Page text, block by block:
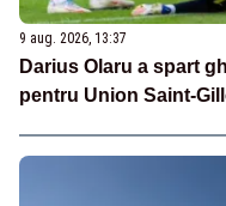
9 aug. 2026, 13:37
Darius Olaru a spart
pentru Union Saint-